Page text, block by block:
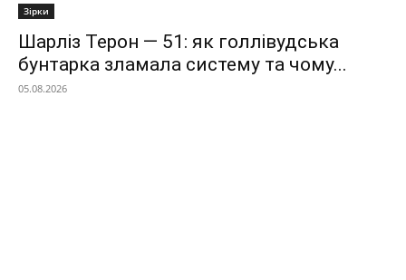
Зірки
Шарліз Терон — 51: як голлівудська
бунтарка зламала систему та чому...
05.08.2026